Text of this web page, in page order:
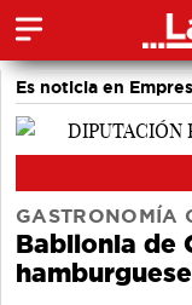
Es noticia en
GASTRONOMÍA
Babilonia de